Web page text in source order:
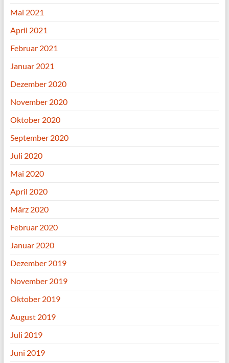
Mai 2021
April 2021
Februar 2021
Januar 2021
Dezember 2020
November 2020
Oktober 2020
September 2020
Juli 2020
Mai 2020
April 2020
März 2020
Februar 2020
Januar 2020
Dezember 2019
November 2019
Oktober 2019
August 2019
Juli 2019
Juni 2019